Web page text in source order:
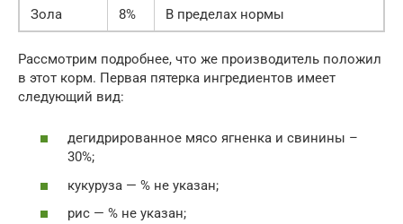
Зола
8% В пределах нормы
Рассмотрим подробнее, что же производитель положил
в этот корм. Первая пятерка ингредиентов имеет
следующий вид:
дегидрированное мясо ягненка и свинины –
30%;
кукуруза — % не указан;
рис — % не указан;